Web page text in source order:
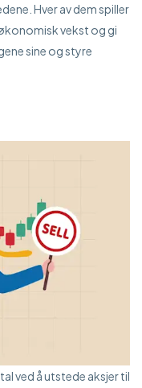
Hver av dem spiller
vekst og gi
sine og styre
ved å utstede aksjer til